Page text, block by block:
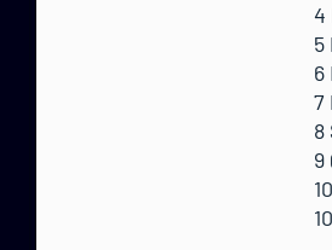
4
5
6
7
8
9